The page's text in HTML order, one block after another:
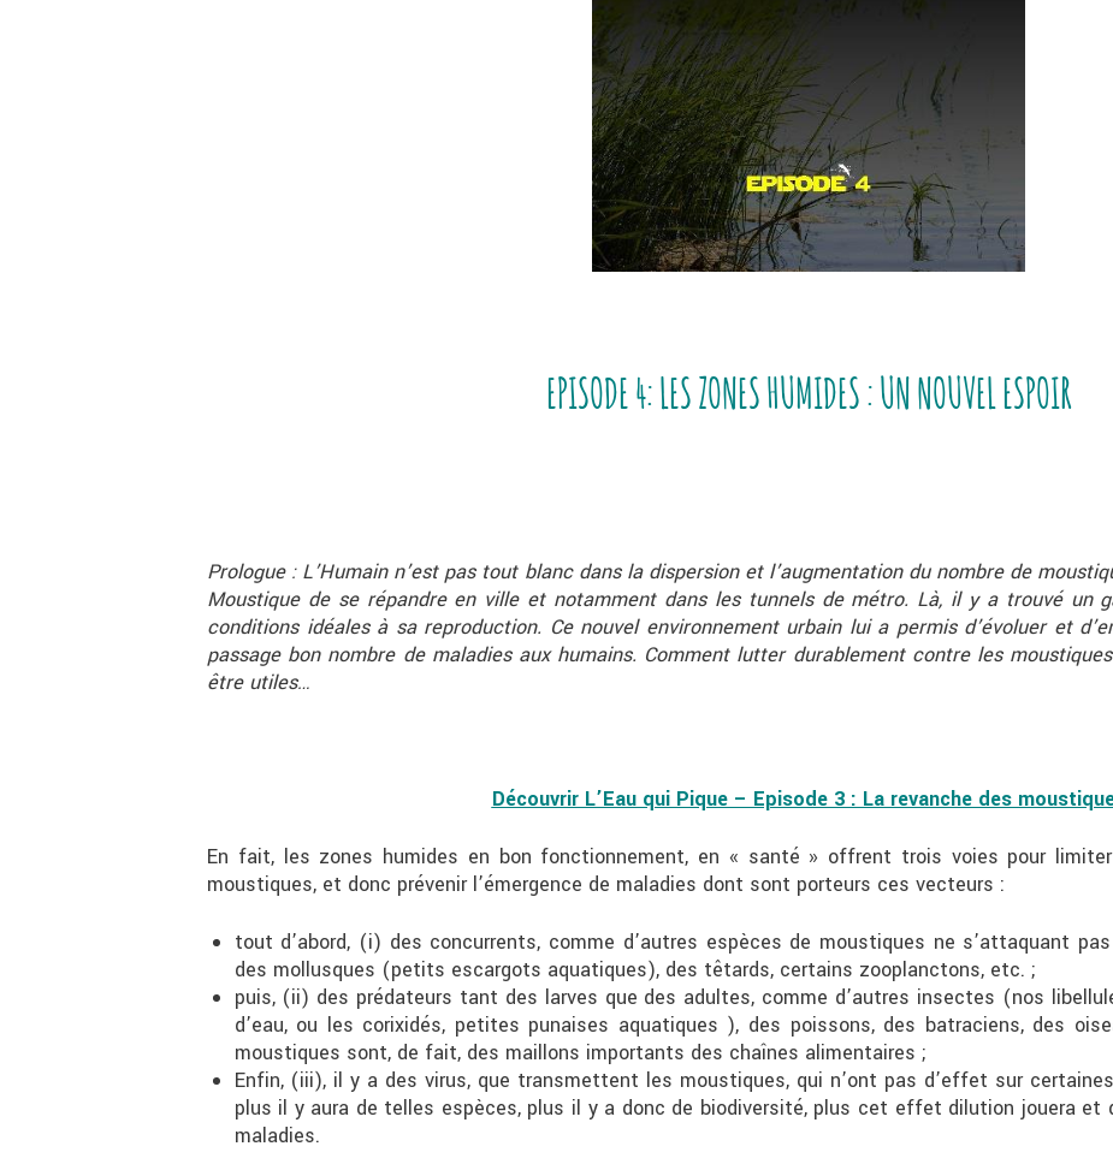
EPISODE 4: LES ZONES HUMIDES : UN NOUVEL ESPOIR
Prologue : L’Humain n’est pas tout blanc dans la dispersion et l’augmentation du nombre de
Moustique de se répandre en ville et notamment dans les tunnels de métro. Là, il y a trouvé un
conditions idéales à sa reproduction. Ce nouvel environnement urbain lui a permis d’évoluer et
passage bon nombre de maladies aux humains. Comment lutter durablement contre les
être utiles…
Découvrir L’Eau qui Pique – Episode 3 : La revanche des
En fait, les zones humides en bon fonctionnement, en « santé » offrent trois voies pour
moustiques, et donc prévenir l’émergence de maladies dont sont porteurs ces vecteurs :
tout d’abord, (i) des concurrents, comme d’autres espèces de moustiques ne s’attaquant
des mollusques (petits escargots aquatiques), des têtards, certains zooplanctons, etc. ;
puis, (ii) des prédateurs tant des larves que des adultes, comme d’autres insectes (nos
d’eau, ou les corixidés, petites punaises aquatiques ), des poissons, des batraciens, des
moustiques sont, de fait, des maillons importants des chaînes alimentaires ;
Enfin, (iii), il y a des virus, que transmettent les moustiques, qui n’ont pas d’effet sur
plus il y aura de telles espèces, plus il y a donc de biodiversité, plus cet effet dilution jouera et
maladies.